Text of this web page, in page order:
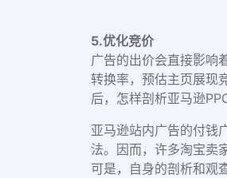
5.优化竞价
广告的出价会直接影响
转换率，预估主页展现
后，怎样剖析亚马逊
亚马逊站内广告的付钱
法。因而，许多淘宝卖
可是，自身的剖析和观